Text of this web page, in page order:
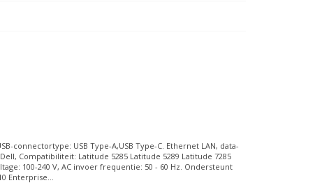
connectortype: USB Type-A,USB Type-C. Ethernet LAN, data-
Compatibiliteit: Latitude 5285 Latitude 5289 Latitude 7285
100-240 V, AC invoer frequentie: 50 - 60 Hz. Ondersteunt
Enterprise...